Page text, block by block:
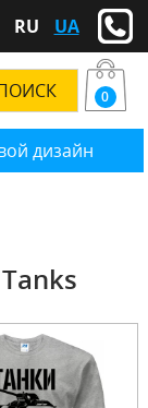
RU UA
дизайн
0